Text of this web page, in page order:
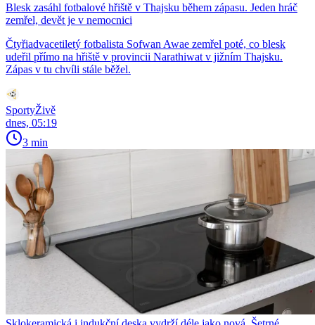
Blesk zasáhl fotbalové hřiště v Thajsku během zápasu. Jeden hráč
zemřel, devět je v nemocnici
Čtyřiadvacetiletý fotbalista Sofwan Awae zemřel poté, co blesk
udeřil přímo na hřiště v provincii Narathiwat v jižním Thajsku.
Zápas v tu chvíli stále běžel.
SportyŽivě
dnes, 05:19
3 min